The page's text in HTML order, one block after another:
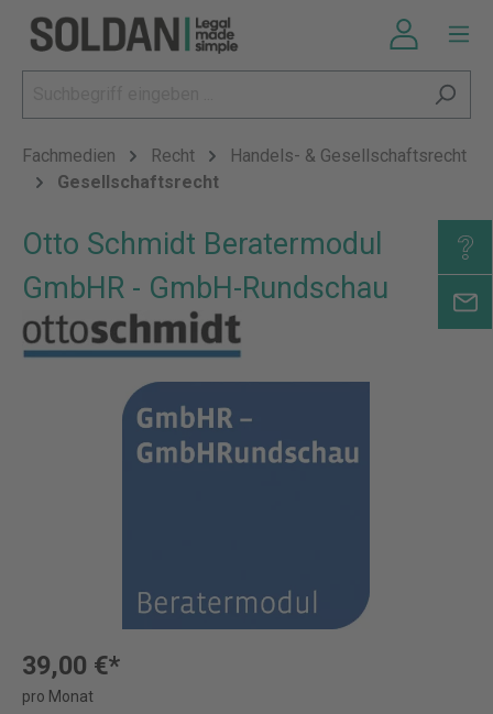
Fachmedien Recht
Handels- & Gesellschaftsrecht
Gesellschaftsrecht
Otto Schmidt Beratermodul
GmbHR - GmbH-Rundschau
39,00 €*
pro Monat